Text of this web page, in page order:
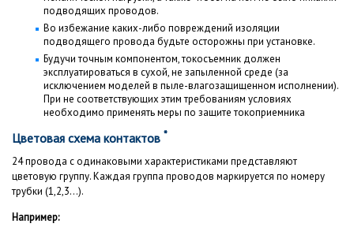
подводящих проводов.
Во избежание каких-либо повреждений изоляции
подводящего провода будьте осторожны при установке.
Будучи точным компонентом, токосъемник должен
эксплуатироваться в сухой, не запыленной среде (за
исключением моделей в пыле-влагозащищенном исполнении).
При не соответствующих этим требованиям условиях
необходимо применять меры по защите токоприемника
Цветовая схема контактов *
24 провода с одинаковыми характеристиками представляют
цветовую группу. Каждая группа проводов маркируется по номеру
трубки (1,2,3...).
Например: